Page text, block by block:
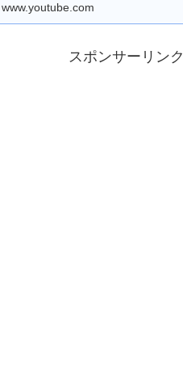
www.youtube.com
スポンサーリンク